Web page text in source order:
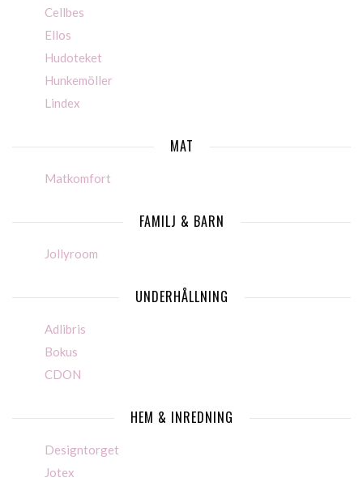
Cellbes
Ellos
Hudoteket
Hunkemöller
Lindex
MAT
Matkomfort
FAMILJ & BARN
Jollyroom
UNDERHÅLLNING
Adlibris
Bokus
CDON
HEM & INREDNING
Designtorget
Jotex